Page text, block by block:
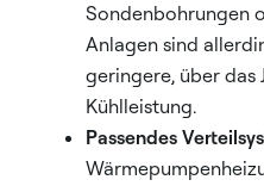
Sondenbohrungen
Anlagen sind
geringere, über das
Kühlleistung.
Passendes